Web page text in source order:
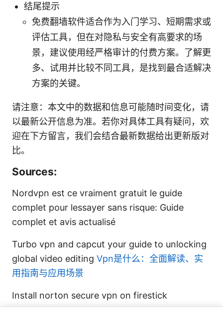
结尾提示
免费翻墙软件适合作为入门学习、短期需求或
评估工具，但在对隐私与安全有高要求的场
景，建议使用经严格审计的付费方案。了解更
多、试用并比较不同工具，是找到最合适解决
方案的关键。
请注意：本文中的数据和信息可能随时间变化，请
以最新公开信息为准。若你对具体工具有疑问，欢
迎在下方留言，我们会结合最新数据给出更新版对
比。
Sources:
Nordvpn est ce vraiment gratuit le guide
complet pour lessayer sans risque: Guide
complet et avis actualisé
Turbo vpn and capcut your guide to unlocking
global video editing Vpn是什么：全面解读、实
用指南与应用场景
Install norton secure vpn on firestick